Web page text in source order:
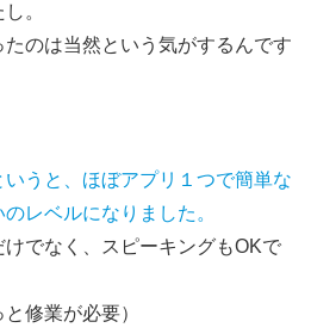
。
のは当然という気がするんです
いうと、ほぼアプリ１つで簡単な
レベルになりました。
でなく、スピーキングもOKで
修業が必要）